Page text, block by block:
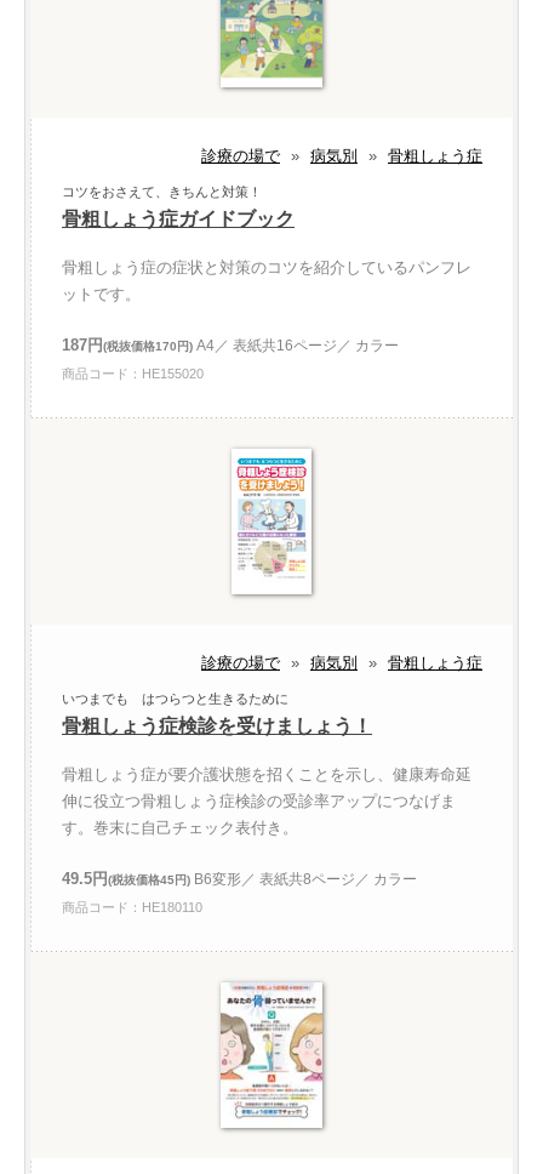
診療の場で » 病気別 » 骨粗しょう症
コツをおさえて、きちんと対策！
骨粗しょう症ガイドブック
骨粗しょう症の症状と対策のコツを紹介しているパンフレ
ットです。
187円(税抜価格170円) A4／ 表紙共16ページ／ カラー
商品コード：HE155020
診療の場で » 病気別 » 骨粗しょう症
いつまでも はつらつと生きるために
骨粗しょう症検診を受けましょう！
骨粗しょう症が要介護状態を招くことを示し、健康寿命延
伸に役立つ骨粗しょう症検診の受診率アップにつなげま
す。巻末に自己チェック表付き。
49.5円(税抜価格45円) B6変形／ 表紙共8ページ／ カラー
商品コード：HE180110